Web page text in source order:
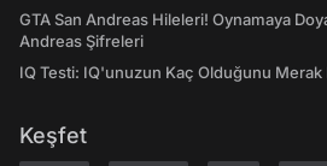
GTA San Andreas Hileleri! Oynamaya
Andreas Şifreleri
IQ Testi: IQ'unuzun Kaç Olduğunu Merak
Keşfet